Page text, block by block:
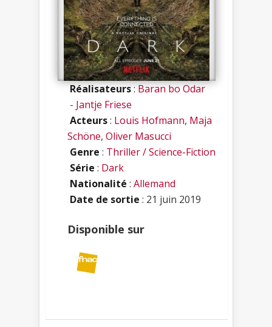
Réalisateurs:Baran bo Odar
- Jantje Friese
Acteurs: Louis Hofmann, Maja
Schöne, Oliver Masucci
Genre : Thriller / Science-Fiction
Série : Dark
Nationalité : Allemand
Date de sortie : 21 juin 2019
Disponible sur